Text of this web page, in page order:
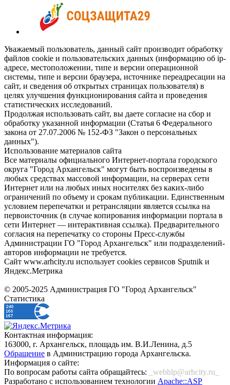
Уважаемый пользователь, данный сайт производит обработку
файлов cookie и пользовательских данных (информацию об ip-
адресе, местоположении, типе и версии операционной
системы, типе и версии браузера, источнике переадресации на
сайт, и сведения об открытых страницах пользователя) в
целях улучшения функционирования сайта и проведения
статистических исследований.
Продолжая использовать сайт, вы даете согласие на сбор и
обработку указанной информации (Статья 6 Федерального
закона от 27.07.2006 № 152-ФЗ "Закон о персональных
данных").
Использование материалов сайта
Все материалы официального Интернет-портала городского
округа "Город Архангельск" могут быть воспроизведены в
любых средствах массовой информации, на серверах сети
Интернет или на любых иных носителях без каких-либо
ограничений по объему и срокам публикации. Единственным
условием перепечатки и ретрансляции является ссылка на
первоисточник (в случае копирования информации портала в
сети Интернет — интерактивная ссылка). Предварительного
согласия на перепечатку со стороны Пресс-службы
Администрации ГО "Город Архангельск" или подразделений-
авторов информации не требуется.
Сайт www.arhcity.ru использует cookies сервисов Sputnik и
Яндекс.Метрика
© 2005-2025 Администрация ГО "Город Архангельск"
Статистика
Контактная информация:
163000, г. Архангельск, площадь им. В.И.Ленина, д.5
Обращение в Администрацию города Архангельска.
Информация о сайте:
По вопросам работы сайта обращайтесь:
_webhlp@arhcity.ru_
Разработано с использованием технологии Apache::ASP